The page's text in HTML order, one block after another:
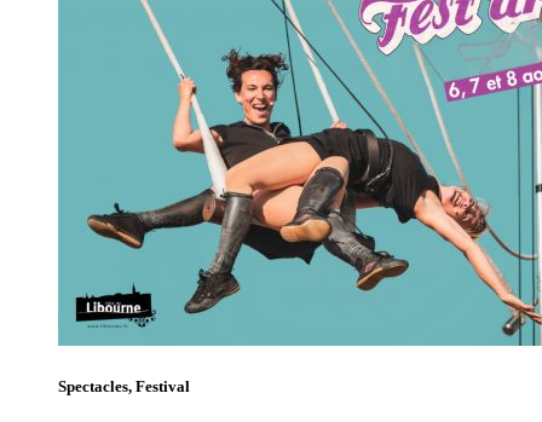
Spectacles, Festival